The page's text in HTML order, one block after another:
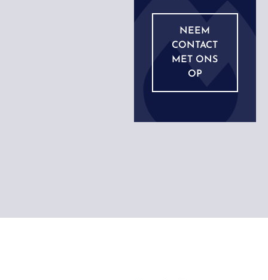
NEEM
CONTACT
MET ONS
OP